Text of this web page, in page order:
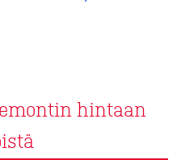
hintaan